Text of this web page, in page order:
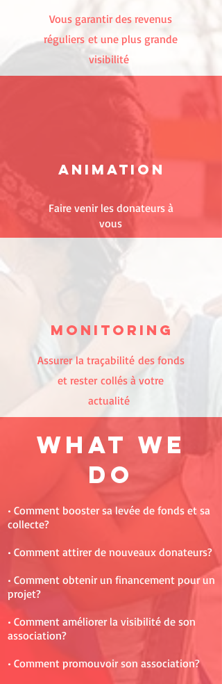
Vous garantir des revenus
réguliers et une plus grande
visibilité
ANIMATION
Faire venir les donateurs à
vous
MONITORING
Assurer la traçabilité des fonds
et rester collés à votre
actualité
What We
Do
• Comment booster sa levée de fonds et sa
collecte?
• Comment attirer de nouveaux donateurs?
• Comment obtenir un financement pour un
projet?
• Comment améliorer la visibilité de son
association?
• Comment promouvoir son association?